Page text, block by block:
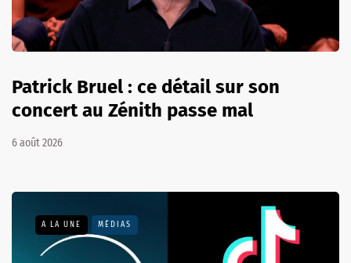
Patrick Bruel : ce détail sur son
concert au Zénith passe mal
6 août 2026
A LA UNE MÉDIAS